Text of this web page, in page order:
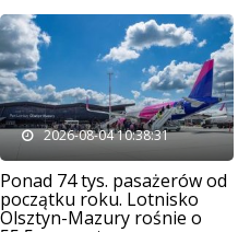
2026-08-04 10:38:31
Ponad 74 tys. pasażerów od
początku roku. Lotnisko
Olsztyn-Mazury rośnie o